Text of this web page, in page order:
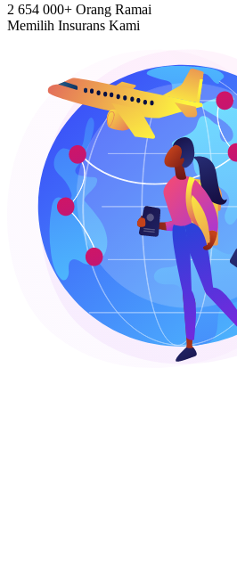
2 654 000+ Orang Ramai
Memilih Insurans Kami